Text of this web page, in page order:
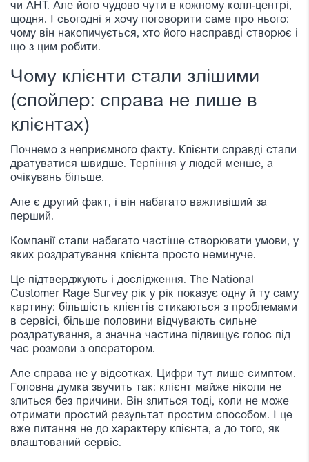
чи AHT. Але його чудово чути в кожному колл-центрі,
щодня. І сьогодні я хочу поговорити саме про нього:
чому він накопичується, хто його насправді створює і
що з цим робити.
Чому клієнти стали злішими
(спойлер: справа не лише в
клієнтах)
Почнемо з неприємного факту. Клієнти справді стали
дратуватися швидше. Терпіння у людей менше, а
очікувань більше.
Але є другий факт, і він набагато важливіший за
перший.
Компанії стали набагато частіше створювати умови, у
яких роздратування клієнта просто неминуче.
Це підтверджують і дослідження. The National
Customer Rage Survey рік у рік показує одну й ту саму
картину: більшість клієнтів стикаються з проблемами
в сервісі, більше половини відчувають сильне
роздратування, а значна частина підвищує голос під
час розмови з оператором.
Але справа не у відсотках. Цифри тут лише симптом.
Головна думка звучить так: клієнт майже ніколи не
злиться без причини. Він злиться тоді, коли не може
отримати простий результат простим способом. І це
вже питання не до характеру клієнта, а до того, як
влаштований сервіс.